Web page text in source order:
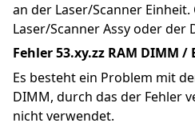
an der Laser/Scanner Einheit.
Laser/Scanner Assy oder der
Fehler 53.xy.zz RAM DIMM /
Es besteht ein Problem mit
DIMM, durch das der Fehler
nicht verwendet.